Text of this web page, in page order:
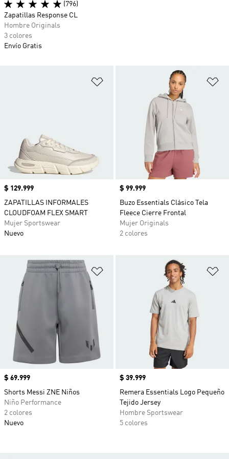
Añadir a la lista de deseos
Precio
$ 129.999
ZAPATILLAS INFORMALES
CLOUDFOAM FLEX SMART
Mujer Sportswear
Nuevo
Precio
$ 99.999
Buzo Essentials Clásico Tela
Fleece Cierre Frontal
Mujer Originals
2 colores
Añadir a la lista de deseos
Precio
$ 69.999
Shorts Messi ZNE Niños
Niño Performance
2 colores
Nuevo
Precio
$ 39.999
Remera Essentials Logo Pequeño
Tejido Jersey
Hombre Sportswear
5 colores
(796)
Zapatillas Response CL
Hombre Originals
3 colores
Envío Gratis